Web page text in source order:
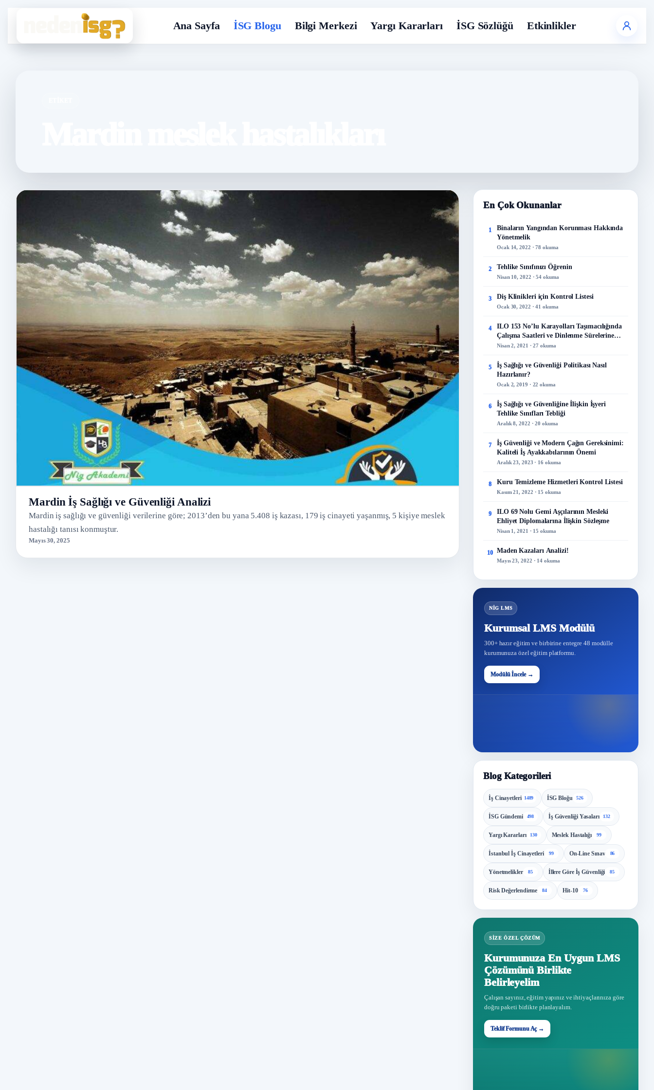
Ana Sayfa İSG Blogu Bilgi Merkezi Yargı Kararları İSG Sözlüğü Etkinlikler
Mardin İş Sağlığı ve Güvenliği Analizi
Mardin iş sağlığı ve güvenliği verilerine göre; 2013’den bu yana 5.408 iş kazası, 179 iş cinayeti yaşanmış, 5 kişiye meslek
hastalığı tanısı konmuştur.
Mayıs 30, 2025
En Çok Okunanlar
1
Binaların Yangından Korunması Hakkında
Yönetmelik
Ocak 14, 2022 · 78 okuma
2 Tehlike Sınıfınızı Öğrenin
Nisan 10, 2022 · 54 okuma
3 Diş Klinikleri için Kontrol Listesi
Ocak 30, 2022 · 41 okuma
4
ILO 153 No’lu Karayolları Taşımacılığında
Çalışma Saatleri ve Dinlenme Sürelerine
İlişkin Sözleşme
Nisan 2, 2021 · 27 okuma
5
İş Sağlığı ve Güvenliği Politikası Nasıl
Hazırlanır?
Ocak 2, 2019 · 22 okuma
6
İş Sağlığı ve Güvenliğine İlişkin İşyeri
Tehlike Sınıfları Tebliği
Aralık 8, 2022 · 20 okuma
7
İş Güvenliği ve Modern Çağın Gereksinimi:
Kaliteli İş Ayakkabılarının Önemi
Aralık 23, 2023 · 16 okuma
8 Kuru Temizleme Hizmetleri Kontrol Listesi
Kasım 21, 2022 · 15 okuma
9
ILO 69 Nolu Gemi Aşçılarının Mesleki
Ehliyet Diplomalarına İlişkin Sözleşme
Nisan 1, 2021 · 15 okuma
10 Maden Kazaları Analizi!
Mayıs 23, 2022 · 14 okuma
NİG LMS
Kurumsal LMS Modülü
300+ hazır eğitim ve birbirine entegre 48 modülle
kurumunuza özel eğitim platformu.
Modülü İncele →
48
Modül
Blog Kategorileri
İş Cinayetleri 1489 İSG Bloğu 526
İSG Gündemi 498 İş Güvenliği Yasaları 132
Yargı Kararları 130 Meslek Hastalığı 99
İstanbul İş Cinayetleri 99 On-Line Sınav 86
Yönetmelikler 85 İllere Göre İş Güvenliği 85
Risk Değerlendirme 84 Hit-10 76
SIZE ÖZEL ÇÖZÜM
Kurumunuza En Uygun LMS
Çözümünü Birlikte
Belirleyelim
Çalışan sayınız, eğitim yapınız ve ihtiyaçlarınıza göre
doğru paketi birlikte planlayalım.
Teklif Formunu Aç →
Teklif